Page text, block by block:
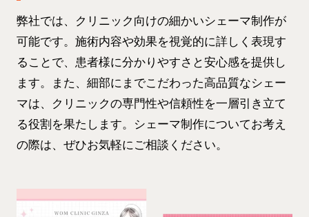
弊社では、クリニック向けの細かいシェーマ制作が
可能です。施術内容や効果を視覚的に詳しく表現す
ることで、患者様に分かりやすさと安心感を提供し
ます。また、細部にまでこだわった高品質なシェー
マは、クリニックの専門性や信頼性を一層引き立て
る役割を果たします。シェーマ制作についてお考え
の際は、ぜひお気軽にご相談ください。